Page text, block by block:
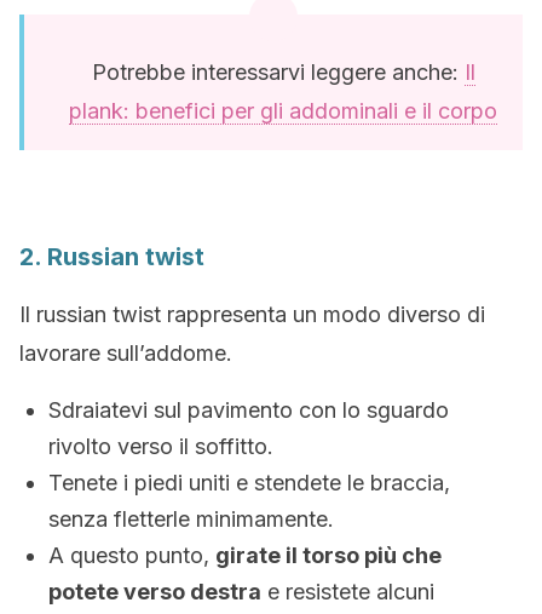
Potrebbe interessarvi leggere anche: Il
plank: benefici per gli addominali e il corpo
2. Russian twist
Il russian twist rappresenta un modo diverso di
lavorare sull’addome.
Sdraiatevi sul pavimento con lo sguardo
rivolto verso il soffitto.
Tenete i piedi uniti e stendete le braccia,
senza fletterle minimamente.
A questo punto, girate il torso più che
potete verso destra e resistete alcuni